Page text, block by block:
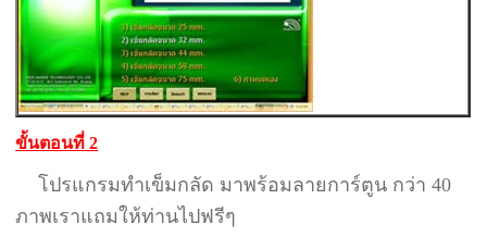
ขั้นตอนที่ 2
โปรแกรมทำเข็มกลัด มาพร้อมลายการ์ตูน กว่า 40
ภาพเราแถมให้ท่านไปฟรีๆ